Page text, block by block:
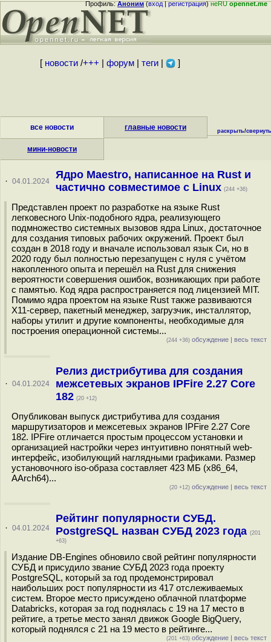
Профиль:Аноним(вход|регистрация)неRUopennet.me
[ новости/+++ форум| теги| ]
все новости главные новости
мини-новости
раскрыть/свернуть
· 04.01.2024
Ядро Maestro, написанное на Rust и
частично совместимое с Linux (244 +36)
Представлен проект по разработке на языке Rust
легковесного Unix-подобного ядра, реализующего
подмножество системных вызовов ядра Linux, достаточное
для создания типовых рабочих окружений. Проект был
создан в 2018 году и вначале использовал язык Си, но в
2020 году был полностью перезапущен с нуля с учётом
накопленного опыта и перешёл на Rust для снижения
вероятности совершения ошибок, возникающих при работе
с памятью. Код ядра распространяется под лицензией MIT.
Помимо ядра проектом на языке Rust также развиваются
X11-сервер, пакетный менеджер, загрузчик, инсталлятор,
наборы утилит и другие компоненты, необходимые для
построения операционной системы...
(244 +36) обсуждение | весь текст
· 04.01.2024
Релиз дистрибутива для создания
межсетевых экранов IPFire 2.27 Core
182 (20 +12)
Опубликован выпуск дистрибутива для создания
маршрутизаторов и межсетевых экранов IPFire 2.27 Core
182. IPFire отличается простым процессом установки и
организацией настройки через интуитивно понятный web-
интерфейс, изобилующий наглядными графиками. Размер
установочного iso-образа составляет 423 МБ (x86_64,
AArch64)...
(20 +12) обсуждение | весь текст
· 04.01.2024
Рейтинг популярности СУБД.
PostgreSQL назван СУБД 2023 года (201
+63)
Издание DB-Engines обновило свой рейтинг популярности
СУБД и присудило звание СУБД 2023 года проекту
PostgreSQL, который за год продемонстрировал
наибольших рост популярности из 417 отслеживаемых
систем. Второе место присуждено облачной платформе
Databricks, которая за год поднялась с 19 на 17 место в
рейтиге, а третье место занял движок Google BigQuery,
который поднялся с 21 на 19 место в рейтинге...
(201 +63) обсуждение | весь текст